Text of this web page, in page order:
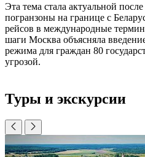
Эта тема стала актуальной
погранзоны на границе с
рейсов в международные
шаги Москва объясняла
режима для граждан 80
угрозой.
Туры и экскурсии